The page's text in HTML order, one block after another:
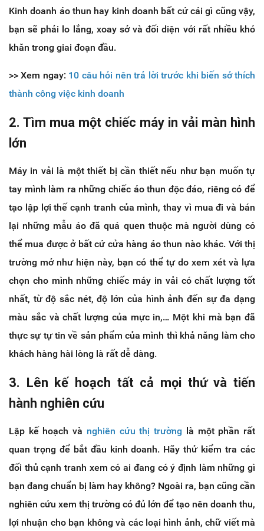
Kinh doanh áo thun hay kinh doanh bất cứ cái gì cũng vậy,
bạn sẽ phải lo lắng, xoay sở và đối diện với rất nhiều khó
khăn trong giai đoạn đầu.
>> Xem ngay: 10 câu hỏi nên trả lời trước khi biến sở thích
thành công việc kinh doanh
2. Tìm mua một chiếc máy in vải màn hình
lớn
Máy in vải là một thiết bị cần thiết nếu như bạn muốn tự
tay mình làm ra những chiếc áo thun độc đáo, riêng có để
tạo lập lợi thế cạnh tranh của mình, thay vì mua đi và bán
lại những mẫu áo đã quá quen thuộc mà người dùng có
thể mua được ở bất cứ cửa hàng áo thun nào khác. Với thị
trường mở như hiện này, bạn có thể tự do xem xét và lựa
chọn cho mình những chiếc máy in vải có chất lượng tốt
nhất, từ độ sắc nét, độ lớn của hình ảnh đến sự đa dạng
màu sắc và chất lượng của mực in,… Một khi mà bạn đã
thực sự tự tin về sản phẩm của mình thì khả năng làm cho
khách hàng hài lòng là rất dễ dàng.
3. Lên kế hoạch tất cả mọi thứ và tiến
hành nghiên cứu
Lập kế hoạch và nghiên cứu thị trường là một phần rất
quan trọng để bắt đầu kinh doanh. Hãy thử kiểm tra các
đối thủ cạnh tranh xem có ai đang có ý định làm những gì
bạn đang chuẩn bị làm hay không? Ngoài ra, bạn cũng cần
nghiên cứu xem thị trường có đủ lớn để tạo nên doanh thu,
lợi nhuận cho bạn không và các loại hình ảnh, chữ viết mà